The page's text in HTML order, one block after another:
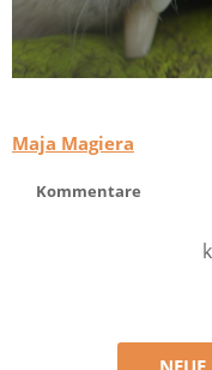
Maja Magiera
Kommentare